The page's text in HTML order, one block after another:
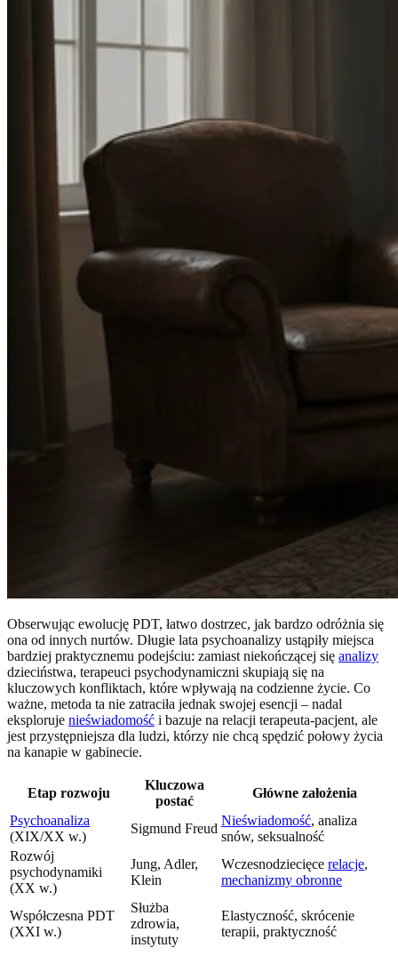
Obserwując ewolucję PDT, łatwo dostrzec, jak bardzo odróżnia się
ona od innych nurtów. Długie lata psychoanalizy ustąpiły miejsca
bardziej praktycznemu podejściu: zamiast niekończącej się analizy
dzieciństwa, terapeuci psychodynamiczni skupiają się na
kluczowych konfliktach, które wpływają na codzienne życie. Co
ważne, metoda ta nie zatraciła jednak swojej esencji – nadal
eksploruje nieświadomość i bazuje na relacji terapeuta-pacjent, ale
jest przystępniejsza dla ludzi, którzy nie chcą spędzić połowy życia
na kanapie w gabinecie.
Etap rozwoju
Kluczowa
postać
Główne założenia
Psychoanaliza
(XIX/XX w.)
Sigmund Freud
Nieświadomość, analiza
snów, seksualność
Rozwój
psychodynamiki
(XX w.)
Jung, Adler,
Klein
Wczesnodziecięce relacje,
mechanizmy obronne
Współczesna PDT
(XXI w.)
Służba
zdrowia,
instytuty
Elastyczność, skrócenie
terapii, praktyczność